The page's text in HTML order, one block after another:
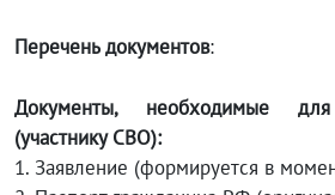
Перечень документов:
Документы, необходимые
(участнику СВО):
1. Заявление (формируется в